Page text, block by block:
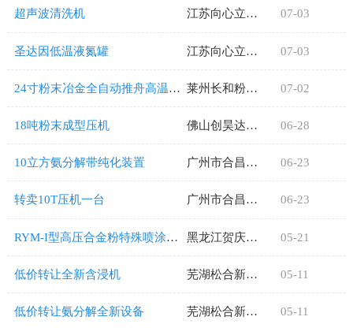
超声波清洗机 江苏向心立新材料有限公司 07-03
圣达因低温液氮罐 江苏向心立新材料有限公司 07-03
24寸粉末冶金全自动推舟高温烧结炉 莱州长和粉末冶金有限公司 07-02
18吨粉末成型压机 佛山创昊达金属制品有限公司 06-28
10立方氨分解带纯化装置 广州市合昌粉末冶金制品有限公司 06-23
转卖10T压机一台 广州市合昌粉末冶金制品有限公司 06-23
RYM-I型高压合金粉特殊喷涂成形设备， 黑龙江贺庆再生物资回收有限公司 05-21
低价转让全新含浸机 芜湖松合新材料 05-11
低价转让氨分解全新设备 芜湖松合新材料 05-11